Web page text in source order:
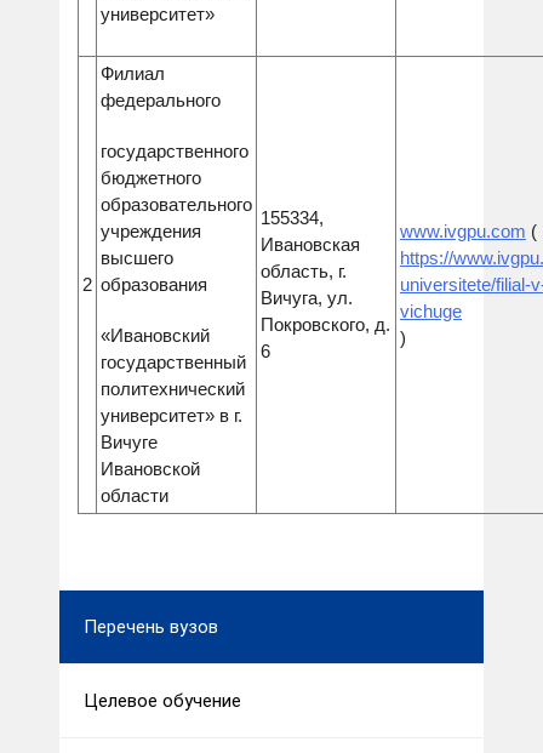
университет»
2
Филиал
федерального
государственного
бюджетного
образовательного
учреждения
высшего
образования
«Ивановский
государственный
политехнический
университет» в г.
Вичуге
Ивановской
области
155334,
Ивановская
область, г.
Вичуга, ул.
Покровского, д.
6
www.ivgpu.com (
https://
universitete/filial-
vichuge
)
Перечень вузов
Целевое обучение